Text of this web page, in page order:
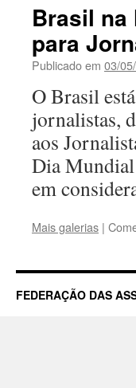
Brasil
para
Publicado em 03/
O Brasil
jornalistas,
aos
Dia Mundial
em
Mais galerias |
FEDERAÇÃO DAS